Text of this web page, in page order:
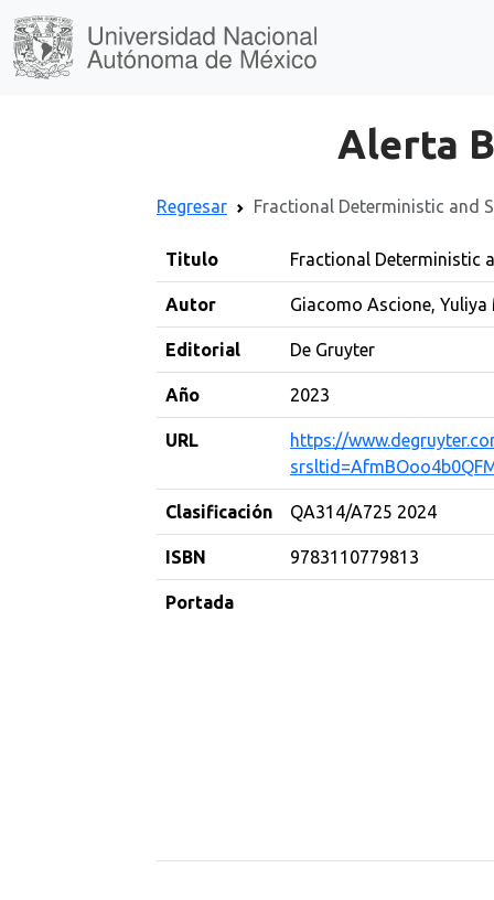
Alerta
Regresar Fractional Deterministic and
Titulo Fractional Deterministic
Autor Giacomo Ascione,
Editorial De Gruyter
Año 2023
URL
https://
Clasificación QA314/A725 2024
ISBN 9783110779813
Portada